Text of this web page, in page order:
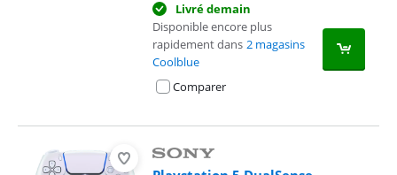
Livré demain
Disponible encore plus
rapidement dans 2 magasins
Coolblue
Comparer